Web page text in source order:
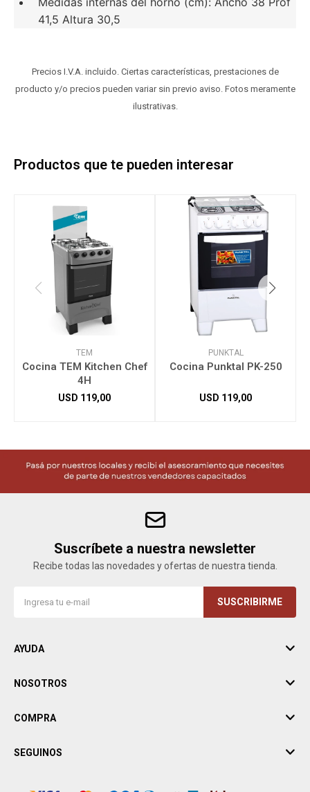
41,5 Altura 30,5
Precios I.V.A. incluido. Ciertas características, prestaciones de
producto y/o precios pueden variar sin previo aviso. Fotos meramente
ilustrativas.
Productos que te pueden interesar
TEM
Cocina TEM Kitchen Chef
4H
USD 119,00
PUNKTAL
Cocina Punktal PK-250
USD 119,00
Suscríbete a nuestra newsletter
Recibe todas las novedades y ofertas de nuestra tienda.
SUSCRIBIRME
AYUDA
NOSOTROS
COMPRA
SEGUINOS